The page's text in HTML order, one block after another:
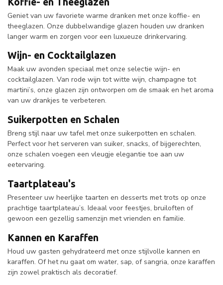
Geniet van uw favoriete warme dranken met onze koffie- en
theeglazen. Onze dubbelwandige glazen houden uw dranken
langer warm en zorgen voor een luxueuze drinkervaring.
Wijn- en Cocktailglazen
Maak uw avonden speciaal met onze selectie wijn- en
cocktailglazen. Van rode wijn tot witte wijn, champagne tot
martini’s, onze glazen zijn ontworpen om de smaak en het aroma
van uw drankjes te verbeteren.
Suikerpotten en Schalen
Breng stijl naar uw tafel met onze suikerpotten en schalen.
Perfect voor het serveren van suiker, snacks, of bijgerechten,
onze schalen voegen een vleugje elegantie toe aan uw
eetervaring.
Taartplateau's
Presenteer uw heerlijke taarten en desserts met trots op onze
prachtige taartplateau’s. Ideaal voor feestjes, bruiloften of
gewoon een gezellig samenzijn met vrienden en familie.
Kannen en Karaffen
Houd uw gasten gehydrateerd met onze stijlvolle kannen en
karaffen. Of het nu gaat om water, sap, of sangria, onze karaffen
zijn zowel praktisch als decoratief.